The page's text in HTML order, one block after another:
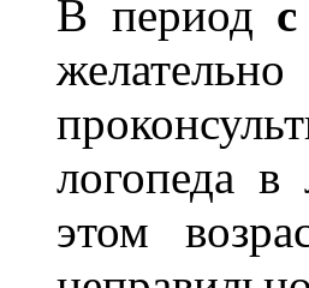
В период
желательно
логопеда
этом